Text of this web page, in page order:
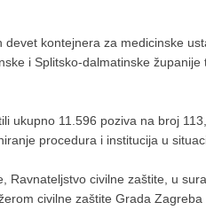
kontejnera za medicinske
i Splitsko-dalmatinske
ukupno 11.596 poziva na broj
procedura i institucija u
Ravnateljstvo civilne zaštite, u
civilne zaštite Grada